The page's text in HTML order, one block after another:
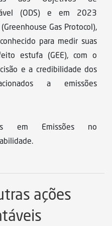
(ODS) e em 2023
Gas Protocol),
para medir suas
estufa (GEE), com o
e a credibilidade dos
a emissões
em Emissões no
.
ações